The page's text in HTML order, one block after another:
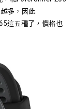
多，因此
這五種了，價格也